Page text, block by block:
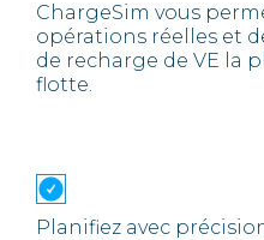
ChargeSim vous
opérations réelles et
de recharge de VE la
flotte.
Planifiez avec